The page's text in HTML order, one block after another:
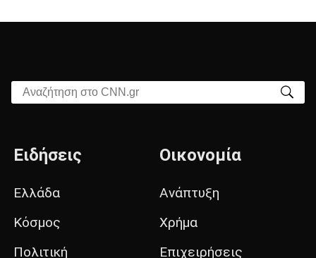
Αναζήτηση στο CNN.gr
Ειδήσεις
Ελλάδα
Κόσμος
Πολιτική
Οικονομία
Ανάπτυξη
Χρήμα
Επιχειρήσεις